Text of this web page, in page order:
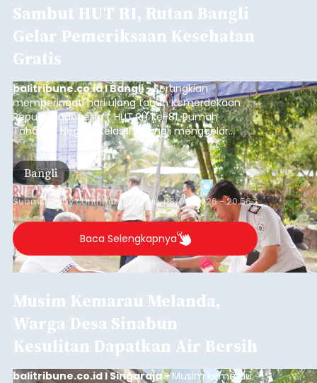
Sambut HUT RI, Rutan Bangli
Gelar Pemeriksaan Kesehatan
Gratis
balitribune.co.id I Bangli -Serangkian
memperingati hari ulang tahun Kemerdekaan
Republik Indonesia ( HUT RI) ke-81, Rumah
Tahanan Negara Kelas II B Bangli menggelar
kegiatan pemeriksaan kesehatan gratis, Rabu
(6/8/2026).
Bangli
Submitted bycontributor Thu, 08/06/2026 - 20:56
Baca Selengkapnya
Musim Kemarau Melanda,
Warga Desa Sinabun
Kesulitan Dapatkan Air Bersih
balitribune.co.id I Singaraja -Musim kemarau